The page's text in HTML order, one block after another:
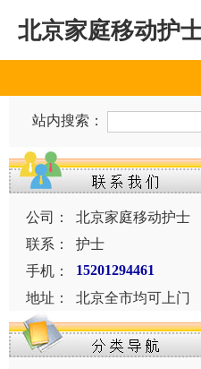
北京家庭移动护
站内搜索：
公司：
北京家庭移动护士
联系：
护士
手机：
15201294461
地址： 北京全市均可上门